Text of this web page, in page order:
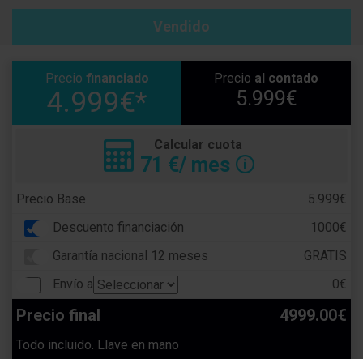
Vendido
Precio financiado
4.999€*
Precio al contado
5.999€
Calcular cuota
71 €/ mes 🛈
Precio Base
5.999€
Descuento financiación
1000€
Garantía nacional 12 meses
GRATIS
Envío a
0€
Precio final 4999.00€
Todo incluido. Llave en mano